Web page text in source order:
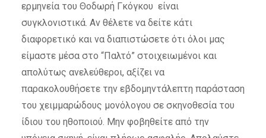
ερμηνεία του Θοδωρή Γκόγκου είναι
συγκλονιστικά. Αν θέλετε να δείτε κάτι
διαφορετικό και να διαπιστώσετε ότι όλοι μας
είμαστε μέσα στο “Παλτό” στοιχειωμένοι και
απολύτως ανελεύθεροι, αξίζει να
παρακολουθήσετε την εβδομηντάλεπτη παράσταση
του χειμμαρώδους μονόλογου σε σκηνοθεσία του
ίδιου του ηθοποιού. Μην φοβηθείτε από την